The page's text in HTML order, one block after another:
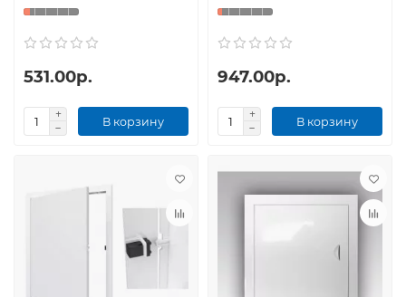
531.00р.
В корзину
947.00р.
В корзину